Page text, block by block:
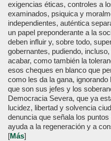
exigencias éticas, controles a
examinados, psiquica y
independientes, auténtica
un papel preponderante a la
deben influir y, sobre todo,
gobernantes, pudiendo,
acabar, como también la
esos cheques en blanco que
como les da la gana,
que son sus jefes y los
Democracia Severa, que ya
lucidez, libertad y solvencia
denuncia que señala los
ayuda a la regeneración y a
[Más]